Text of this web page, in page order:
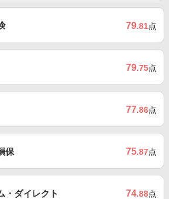
79.81点
79.75点
77.86点
保 75.87点
・ダイレクト 74.88点